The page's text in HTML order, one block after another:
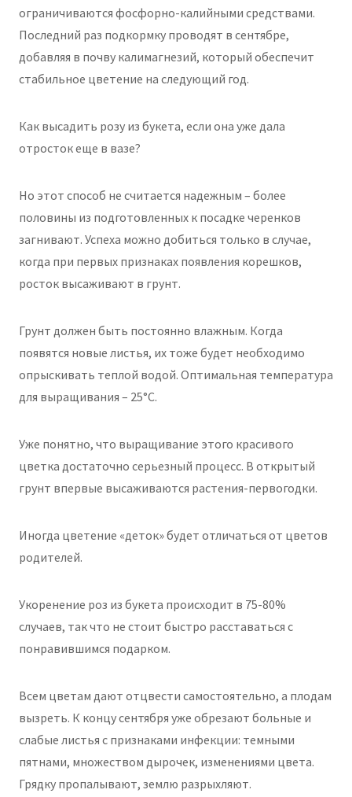
ограничиваются фосфорно-калийными средствами.
Последний раз подкормку проводят в сентябре,
добавляя в почву калимагнезий, который обеспечит
стабильное цветение на следующий год.
Как высадить розу из букета, если она уже дала
отросток еще в вазе?
Но этот способ не считается надежным – более
половины из подготовленных к посадке черенков
загнивают. Успеха можно добиться только в случае,
когда при первых признаках появления корешков,
росток высаживают в грунт.
Грунт должен быть постоянно влажным. Когда
появятся новые листья, их тоже будет необходимо
опрыскивать теплой водой. Оптимальная температура
для выращивания – 25°C.
Уже понятно, что выращивание этого красивого
цветка достаточно серьезный процесс. В открытый
грунт впервые высаживаются растения-первогодки.
Иногда цветение «деток» будет отличаться от цветов
родителей.
Укоренение роз из букета происходит в 75-80%
случаев, так что не стоит быстро расставаться с
понравившимся подарком.
Всем цветам дают отцвести самостоятельно, а плодам
вызреть. К концу сентября уже обрезают больные и
слабые листья с признаками инфекции: темными
пятнами, множеством дырочек, изменениями цвета.
Грядку пропалывают, землю разрыхляют.